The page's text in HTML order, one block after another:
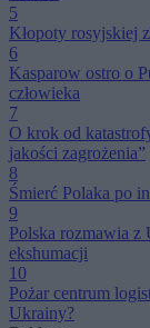
5
Kłopoty rosyjskiej
6
Kasparow ostro o
człowieka
7
O krok od
jakości zagrożenia”
8
Śmierć Polaka po
9
Polska rozmawia z
ekshumacji
10
Pożar centrum
Ukrainy?